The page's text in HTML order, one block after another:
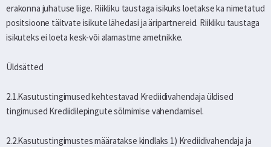
erakonna juhatuse liige. Riikliku taustaga isikuks loetakse ka nimetatud
positsioone täitvate isikute lähedasi ja äripartnereid. Riikliku taustaga
isikuteks ei loeta kesk-või alamastme ametnikke.
Üldsätted
2.1.Kasutustingimused kehtestavad Krediidivahendaja üldised
tingimused Krediidilepingute sõlmimise vahendamisel.
2.2.Kasutustingimustes määratakse kindlaks 1) Krediidivahendaja ja